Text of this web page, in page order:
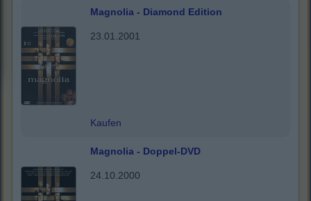
Magnolia - Diamond Edition
23.01.2001
Kaufen
Magnolia - Doppel-DVD
24.10.2000